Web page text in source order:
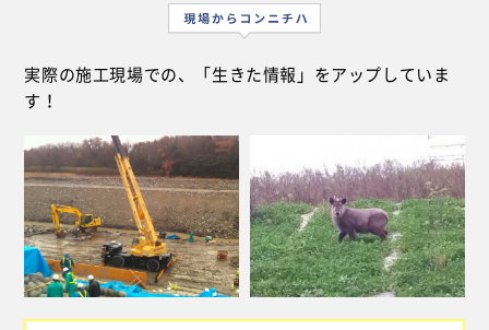
実際の施工現場での、「生きた情報」をアップしていま
す！